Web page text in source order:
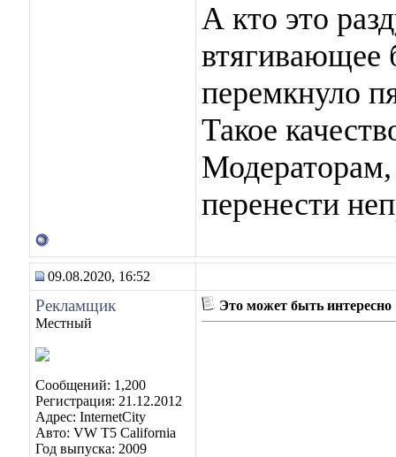
А кто это
втягивающее
перемкнуло
Такое
Модераторам,
перенести
09.08.2020, 16:52
Рекламщик
Местный
Сообщений: 1,200
Регистрация: 21.12.2012
Адрес: InternetCity
Авто: VW T5 California
Год выпуска: 2009
Это может быть интересно